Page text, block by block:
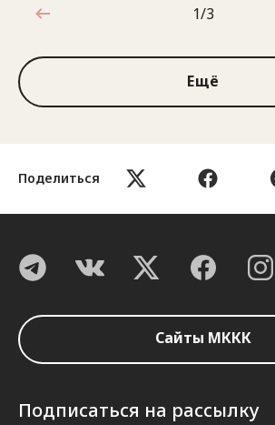
Поделиться
1 из 3
1/3
Ещё
Сайты МККК
Подписаться на рассылку